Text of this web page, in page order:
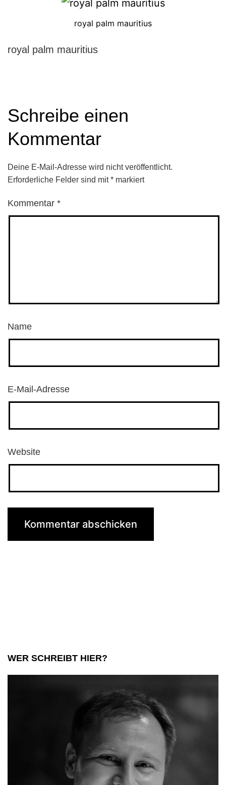
royal palm mauritius
royal palm mauritius
Schreibe einen
Kommentar
Deine E-Mail-Adresse wird nicht veröffentlicht.
Erforderliche Felder sind mit* markiert
Kommentar *
Name
E-Mail-Adresse
Website
WER SCHREIBT HIER?